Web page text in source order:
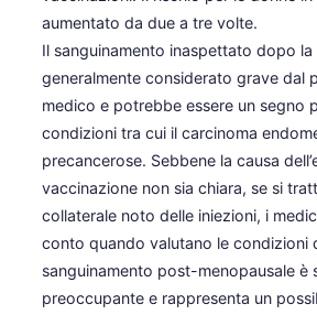
aumentato da due a tre volte.
Il sanguinamento inaspettato dopo la
generalmente considerato grave dal
medico e potrebbe essere un segno
condizioni tra cui il carcinoma
precancerose. Sebbene la causa
vaccinazione non sia chiara, se si
collaterale noto delle iniezioni, i
conto quando valutano le condizioni
sanguinamento post-menopausale è
preoccupante e rappresenta un